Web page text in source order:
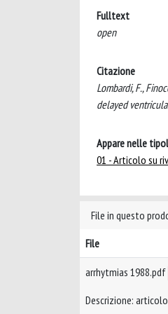
Fulltext
open
Citazione
Lombardi, F.,
delayed
Appare nelle
01 - Articolo su
File in questo
File
arrhytmias 1988.pdf
Descrizione: